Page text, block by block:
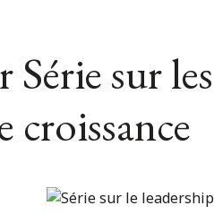
sur
croissance